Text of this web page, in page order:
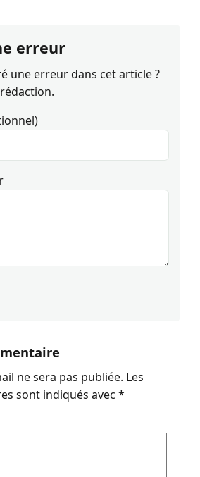
erreur
une erreur dans cet article ?
ne sera pas publiée. Les
sont indiqués avec *